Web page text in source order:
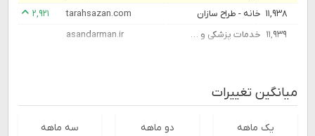
۱۱,۹۳۸ خانه - طراح سازان tarahsazan.com
۲,۹۲۱
۱۱,۹۳۹
خدمات پزشکی و درمانی در منزل asandarman.ir
میانگین تغییرات
یک ماهه دو ماهه سه ماهه